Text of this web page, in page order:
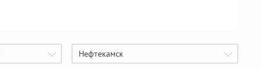
Нефтекамск